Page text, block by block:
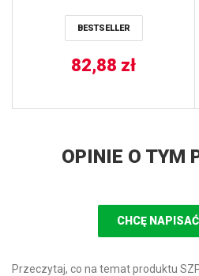
ALL BALLS
BESTSELLER
82,88 zł
OPINIE O TYM
CHCĘ
Przeczytaj, co na temat produktu